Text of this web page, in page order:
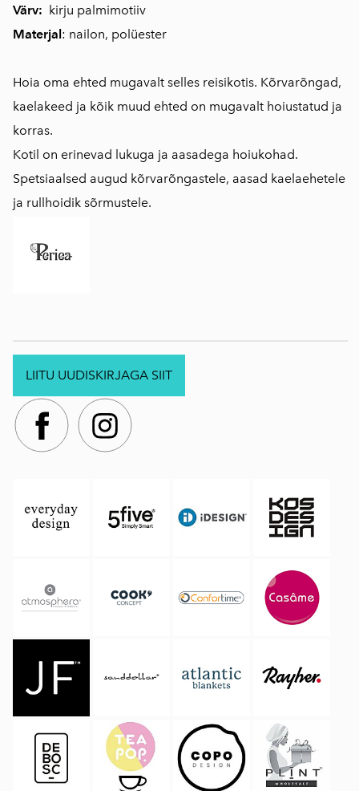
Värv: kirju palmimotiiv
Materjal: nailon, polüester
Hoia oma ehted mugavalt selles reisikotis. Kõrvarõngad,
kaelakeed ja kõik muud ehted on mugavalt hoiustatud ja
korras.
Kotil on erinevad lukuga ja aasadega hoiukohad.
Spetsiaalsed augud kõrvarõngastele, aasad kaelaehetele
ja rullhoidik sõrmustele.
LIITU UUDISKIRJAGA SIIT